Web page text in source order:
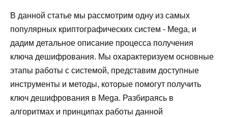
В данной статье мы рассмотрим одну из самых
популярных криптографических систем - Mega, и
дадим детальное описание процесса получения
ключа дешифрования. Мы охарактеризуем основные
этапы работы с системой, представим доступные
инструменты и методы, которые помогут получить
ключ дешифрования в Mega. Разбираясь в
алгоритмах и принципах работы данной